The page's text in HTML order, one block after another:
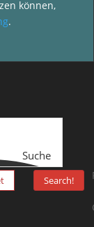
können,
.
Suche
Search!